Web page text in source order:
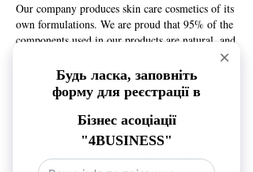
Our company produces skin care cosmetics of its
own formulations. We are proud that 95% of the
components used in our products are natural, and
we adhere to the principles of ethical production
that exclude animal testing.
The company was established during the war as a
response to my clients requesting for an access to
natural cosmetics, when supply logistics was
disrupted. At the same time, we found a
production facility that committed to fabricate
our formulation. It is important for us to use